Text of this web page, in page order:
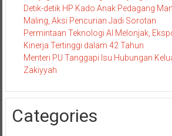
Detik-detik HP Kado Anak Pedagang
Maling, Aksi Pencurian Jadi Sorotan
Permintaan Teknologi AI Melonjak,
Kinerja Tertinggi dalam 42 Tahun
Menteri PU Tanggapi Isu Hubungan
Zakiyyah
Categories